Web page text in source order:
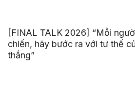
[FINAL TALK 2026] “Mỗi
chiến, hãy bước ra với tư thế
thắng”